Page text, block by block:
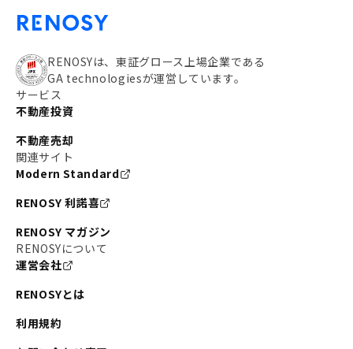
RENOSYは、東証グロース上場企業である
GA technologiesが運営しています。
サービス
不動産投資
不動産売却
関連サイト
Modern Standard
RENOSY 利諾喜
RENOSY マガジン
RENOSYについて
運営会社
RENOSYとは
利用規約